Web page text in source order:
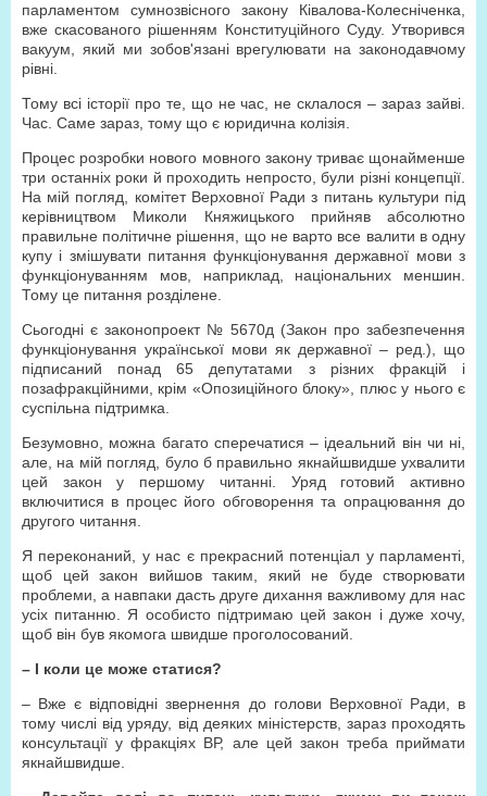
парламентом сумнозвісного закону Ківалова-Колесніченка,
вже скасованого рішенням Конституційного Суду. Утворився
вакуум, який ми зобов'язані врегулювати на законодавчому
рівні.
Тому всі історії про те, що не час, не склалося – зараз зайві.
Час. Саме зараз, тому що є юридична колізія.
Процес розробки нового мовного закону триває щонайменше
три останніх роки й проходить непросто, були різні концепції.
На мій погляд, комітет Верховної Ради з питань культури під
керівництвом Миколи Княжицького прийняв абсолютно
правильне політичне рішення, що не варто все валити в одну
купу і змішувати питання функціонування державної мови з
функціонуванням мов, наприклад, національних меншин.
Тому це питання розділене.
Сьогодні є законопроект № 5670д (Закон про забезпечення
функціонування української мови як державної – ред.), що
підписаний понад 65 депутатами з різних фракцій і
позафракційними, крім «Опозиційного блоку», плюс у нього є
суспільна підтримка.
Безумовно, можна багато сперечатися – ідеальний він чи ні,
але, на мій погляд, було б правильно якнайшвидше ухвалити
цей закон у першому читанні. Уряд готовий активно
включитися в процес його обговорення та опрацювання до
другого читання.
Я переконаний, у нас є прекрасний потенціал у парламенті,
щоб цей закон вийшов таким, який не буде створювати
проблеми, а навпаки дасть друге дихання важливому для нас
усіх питанню. Я особисто підтримаю цей закон і дуже хочу,
щоб він був якомога швидше проголосований.
– І коли це може статися?
– Вже є відповідні звернення до голови Верховної Ради, в
тому числі від уряду, від деяких міністерств, зараз проходять
консультації у фракціях ВР, але цей закон треба приймати
якнайшвидше.